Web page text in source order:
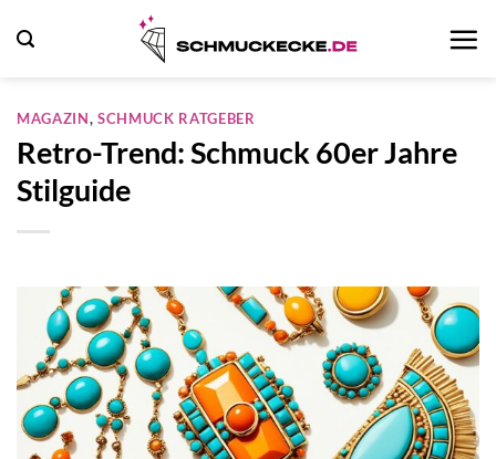
Inhalt
MAGAZIN,SCHMUCK RATGEBER
Retro-Trend: Schmuck 60er Jahre
Stilguide